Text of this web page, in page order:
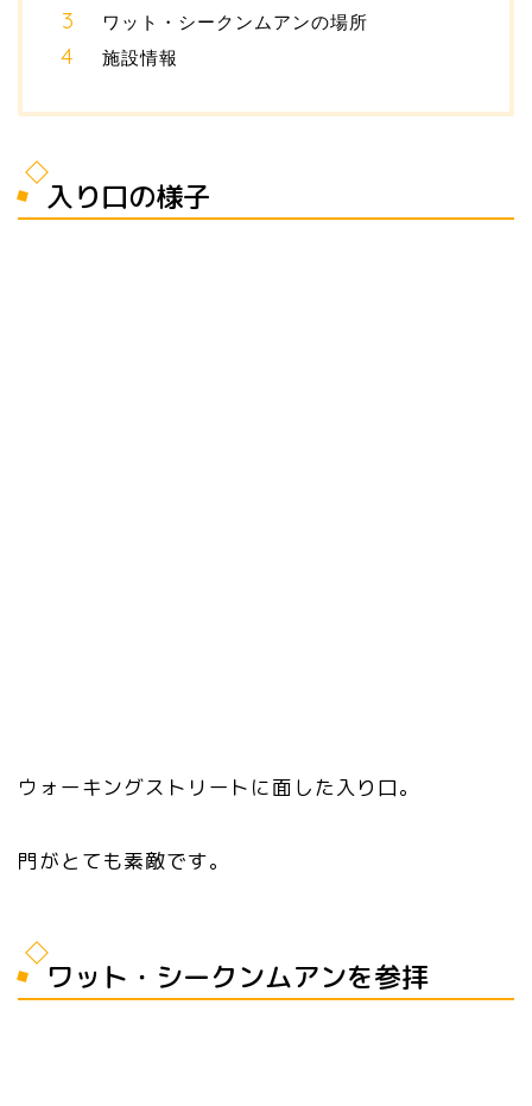
ワット・シークンムアンの場所
施設情報
入り口の様子
ウォーキングストリートに面した入り口。
門がとても素敵です。
ワット・シークンムアンを参拝